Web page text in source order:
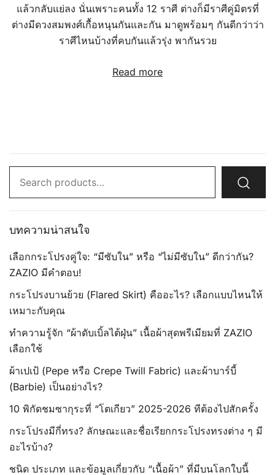
แล้วกลับแย่ลง นั่นเพราะคนทั้ง 12 ราศี ต่างก็มีราศีคู่มิตรที่
ต่างมีดวงสมพงศ์เกื้อหนุนกันและกัน มาดูพร้อมๆ กันดีกว่าว่า
ราศีไหนบ้างที่คบกันแล้วรุ่ง พากันรวย
Read more
for:
บทความน่าสนใจ
เลือกกระโปรงคู่ใจ: “มีซับใน” หรือ “ไม่มีซับใน” ดีกว่ากัน?
ZAZIO มีคำตอบ!
กระโปรงบานย้วย (Flared Skirt) คืออะไร? เลือกแบบไหนให้
เหมาะกับคุณ
ทำความรู้จัก “ผ้าดับเบิ้ลไต้ฝุ่น” เนื้อผ้าสุดพรีเมียมที่ ZAZIO
เลือกใช้
ผ้าเปเป้ (Pepe หรือ Crepe Twill Fabric) และผ้าบาร์บี้
(Barbie) เป็นอย่างไร?
10 พิกัดชมซากุระที่ “โตเกียว” 2025-2026 ทีต้องไปสักครั้ง
กระโปรงมีกี่ทรง? ลักษณะและชื่อเรียกกระโปรงทรงต่าง ๆ มี
อะไรบ้าง?
ชนิด ประเภท และข้อมูลเกี่ยวกับ “เนื้อผ้า” ที่มีบนโลกใบนี้